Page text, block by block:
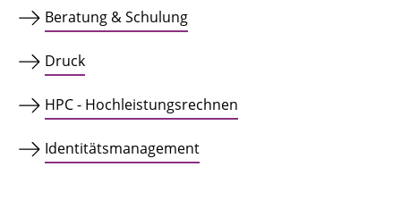
Beratung & Schulung
Druck
HPC - Hochleistungsrechnen
Identitätsmanagement